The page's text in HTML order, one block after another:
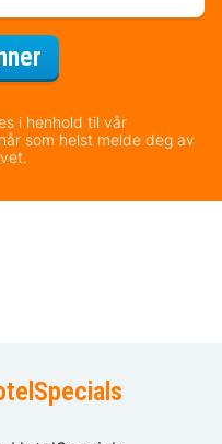
i henhold til vår
som helst melde deg av